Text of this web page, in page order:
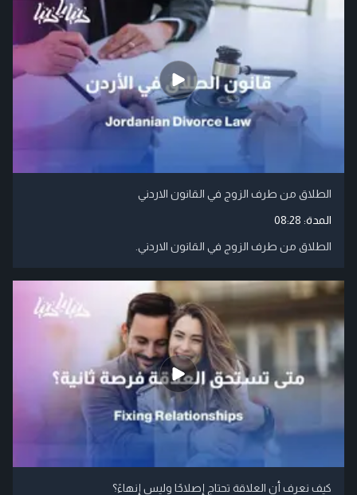
الطلاق من طرف الزوج في القانون الاردني
المدة: 08:28
الطلاق من طرف الزوج في القانون الاردني.
كيف نعرف أن العلاقة تحتاج إصلاحًا وليس إنهاءً؟